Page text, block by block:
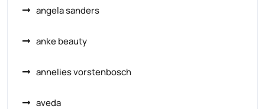
angela sanders
anke beauty
annelies vorstenbosch
aveda